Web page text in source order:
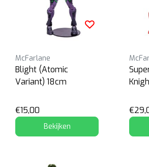
McFarlane
Blight (Atomic
Variant) 18cm
€15,00
Bekijken